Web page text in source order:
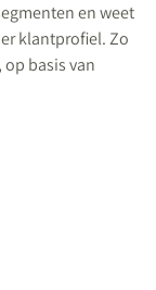
en weet
klantprofiel. Zo
basis van